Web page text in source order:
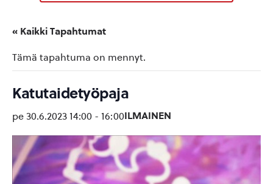
« Kaikki Tapahtumat
Tämä tapahtuma on mennyt.
Katutaidetyöpaja
pe 30.6.2023 14:00 - 16:00ILMAINEN